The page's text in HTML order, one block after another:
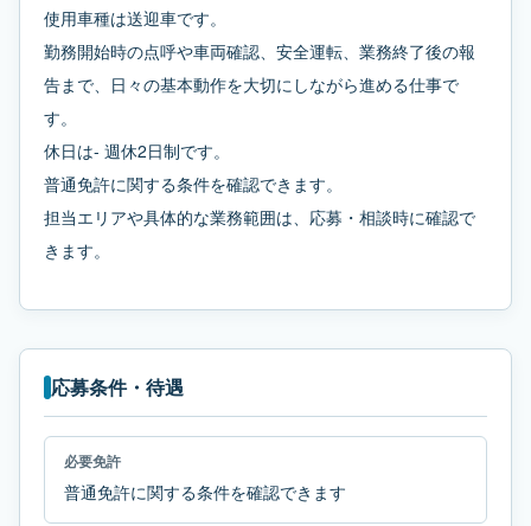
使用車種は送迎車です。
勤務開始時の点呼や車両確認、安全運転、業務終了後の報
告まで、日々の基本動作を大切にしながら進める仕事で
す。
休日は- 週休2日制です。
普通免許に関する条件を確認できます。
担当エリアや具体的な業務範囲は、応募・相談時に確認で
きます。
応募条件・待遇
必要免許
普通免許に関する条件を確認できます